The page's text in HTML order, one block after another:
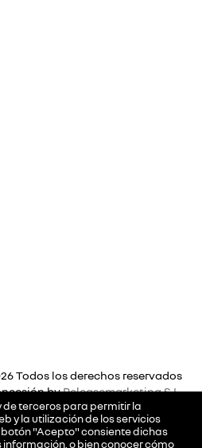
terceros para permitir la
y la utilización de los servicios
botón "Acepto" consiente dichas
o bien conocer cómo
Todos los derechos reservados
byReleasemarketing S.L.